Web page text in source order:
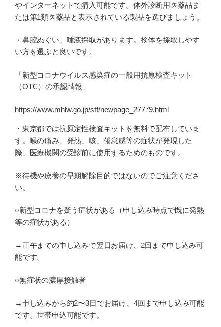
やインターネットで購入可能です。体外診断用医薬品ま
たは第1類医薬品と表示されている製品を選びましょう。
・鼻腔ぬぐい、唾液採取があります。検体を採取しやす
い方を選ぶと良いです。
「新型コロナウイルス感染症の一般用抗原検査キット
（OTC）の承認情報」
https://www.mhlw.go.jp/stf/newpage_27779.html
・東京都では抗原定性検査キットを無料で配布していま
す。喉の痛み、発熱、咳、倦怠感等の症状が発現した
際、医療機関の受診前に使用するためのものです。
※待機や療養の早期解除目的ではないのでご注意くださ
い。
○新型コロナを疑う症状がある（申し込み時点で既に発熱
等の症状がある）
→正午までの申し込みで翌日お届け、2回まで申し込み可
能です。
○無症状の濃厚接触者
→申し込みから約2〜3日でお届け、4回まで申し込み可能
です。世帯申込可能です。